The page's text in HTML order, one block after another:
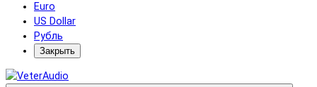
Euro
US Dollar
Рубль
Закрыть